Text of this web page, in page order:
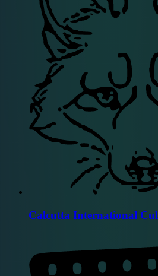
Calcutta International